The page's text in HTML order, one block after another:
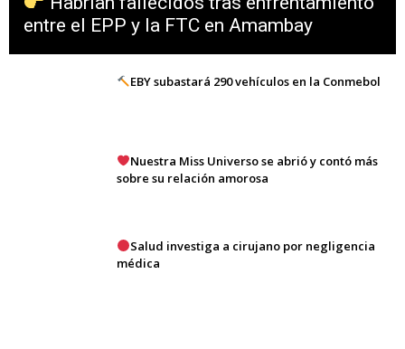
entre el EPP y la FTC en Amambay
EBY subastará 290 vehículos en la Conmebol
Nuestra Miss Universo se abrió y contó más
sobre su relación amorosa
Salud investiga a cirujano por negligencia
médica